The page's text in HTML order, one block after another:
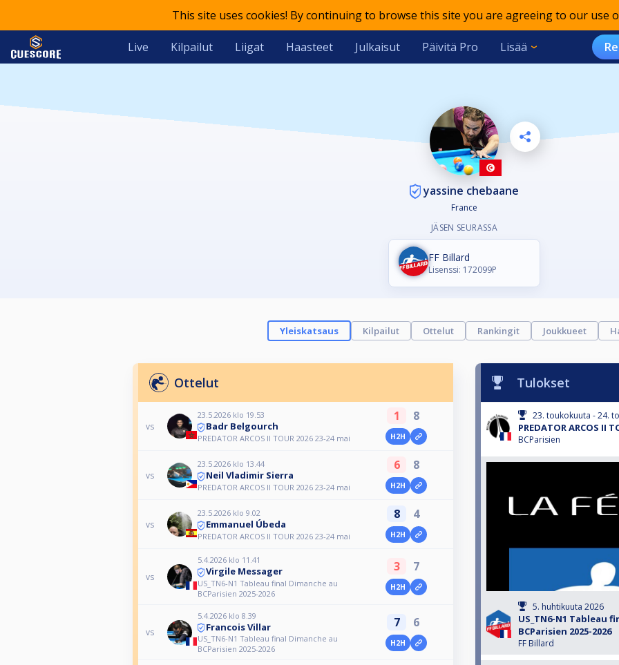
This site uses cookies! By continuing to browse this site you are agreeing to our use
Live Kilpailut Liigat Haasteet Julkaisut Päivitä Pro Lisää
yassine chebaane
France
JÄSEN SEURASSA
FF Billard
Lisenssi: 172099P
Yleiskatsaus Kilpailut Ottelut Rankingit Joukkueet
Ottelut
vs
23.5.2026 klo 19.53
Badr Belgourch
PREDATOR ARCOS II TOUR 2026 23-24 mai
1 8
H2H
vs
23.5.2026 klo 13.44
Neil Vladimir Sierra
PREDATOR ARCOS II TOUR 2026 23-24 mai
6 8
H2H
vs
23.5.2026 klo 9.02
Emmanuel Úbeda
PREDATOR ARCOS II TOUR 2026 23-24 mai
8 4
H2H
vs
5.4.2026 klo 11.41
Virgile Messager
US_TN6-N1 Tableau final Dimanche au
BCParisien 2025-2026
3 7
H2H
vs
5.4.2026 klo 8.39
Francois Villar
US_TN6-N1 Tableau final Dimanche au
BCParisien 2025-2026
7 6
H2H
Tulokset
23. toukokuuta - 24.
PREDATOR ARCOS II
BCParisien
5. huhtikuuta 2026
US_TN6-N1 Tableau
BCParisien 2025-2026
FF Billard